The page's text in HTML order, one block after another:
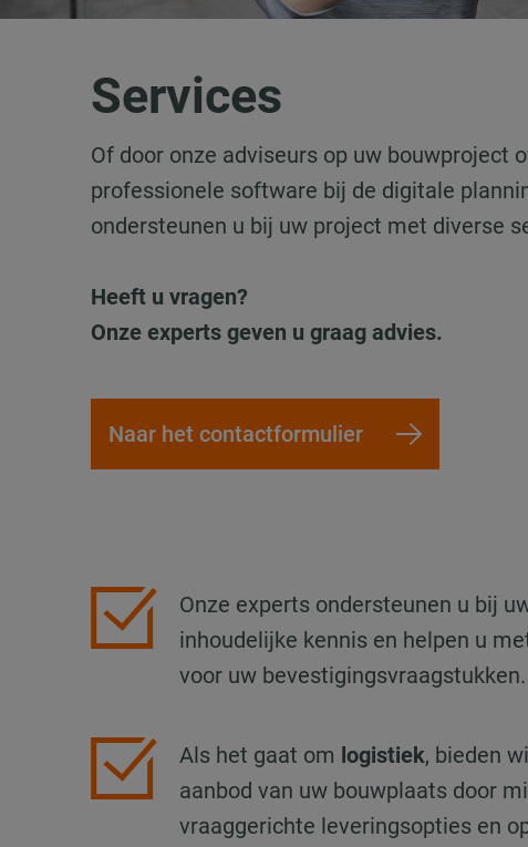
Services
Of door onze adviseurs op uw bouwproject
professionele software bij de digitale
ondersteunen u bij uw project met diverse
Heeft u vragen?
Onze experts geven u graag advies.
Naar het contactformulier
Onze experts ondersteunen u bij
inhoudelijke kennis en helpen u
voor uw bevestigingsvraagstukken.
Als het gaat om logistiek, bieden
aanbod van uw bouwplaats door
vraaggerichte leveringsopties en